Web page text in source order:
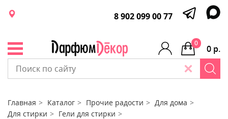
8 902 099 00 77
0 р.
0
Главная Каталог Прочие радости
Для дома
Для стирки
Гели для стирки